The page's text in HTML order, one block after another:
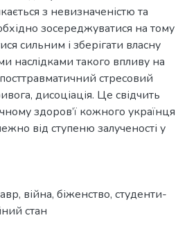
з невизначеністю та
зосереджуватися на тому
сильним і зберігати власну
наслідками такого впливу на
стресовий
дисоціація. Це свідчить
здоров’ї кожного українця
від ступеню залученості у
, війна, біженство, студенти-
стан